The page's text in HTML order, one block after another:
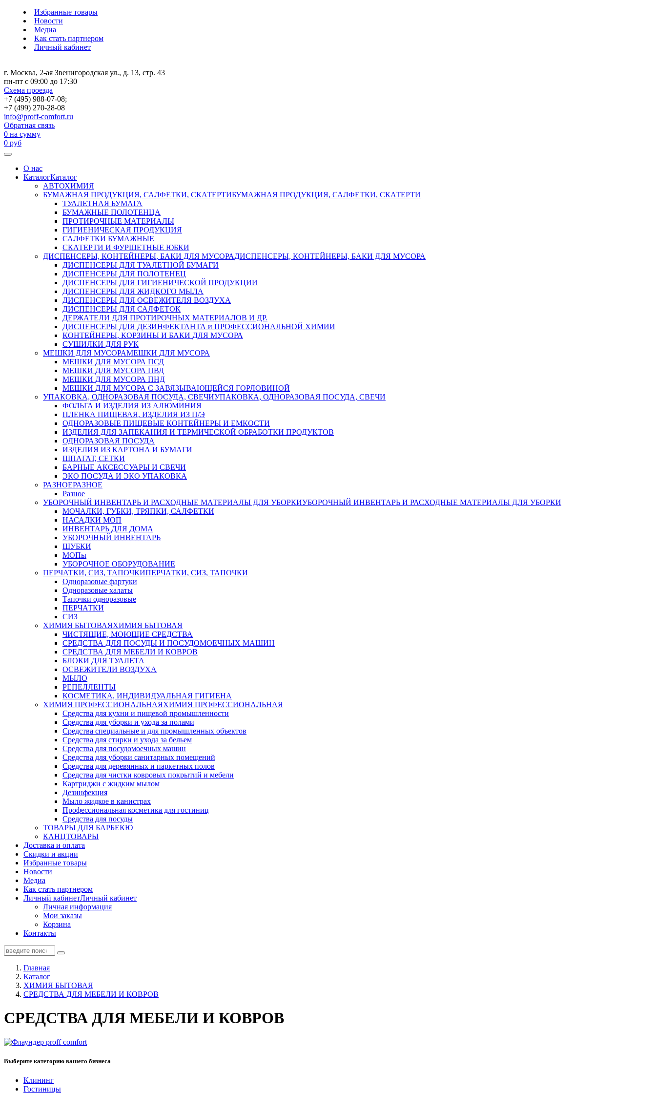
Избранные товары
Новости
Медиа
Как стать партнером
Личный кабинет
г. Москва, 2-ая Звенигородская ул., д. 13, стр. 43
пн-пт с 09:00 до 17:30
Схема проезда
+7 (495) 988-07-08;
+7 (499) 270-28-08
info@proff-comfort.ru
Обратная связь
0 на сумму
0 руб
О нас
КаталогКаталог
АВТОХИМИЯ
БУМАЖНАЯ ПРОДУКЦИЯ, САЛФЕТКИ, СКАТЕРТИБУМАЖНАЯ ПРОДУКЦИЯ, САЛФЕТКИ, СКАТЕРТИ
ТУАЛЕТНАЯ БУМАГА
БУМАЖНЫЕ ПОЛОТЕНЦА
ПРОТИРОЧНЫЕ МАТЕРИАЛЫ
ГИГИЕНИЧЕСКАЯ ПРОДУКЦИЯ
САЛФЕТКИ БУМАЖНЫЕ
СКАТЕРТИ И ФУРШЕТНЫЕ ЮБКИ
ДИСПЕНСЕРЫ, КОНТЕЙНЕРЫ, БАКИ ДЛЯ МУСОРАДИСПЕНСЕРЫ, КОНТЕЙНЕРЫ, БАКИ ДЛЯ МУСОРА
ДИСПЕНСЕРЫ ДЛЯ ТУАЛЕТНОЙ БУМАГИ
ДИСПЕНСЕРЫ ДЛЯ ПОЛОТЕНЕЦ
ДИСПЕНСЕРЫ ДЛЯ ГИГИЕНИЧЕСКОЙ ПРОДУКЦИИ
ДИСПЕНСЕРЫ ДЛЯ ЖИДКОГО МЫЛА
ДИСПЕНСЕРЫ ДЛЯ ОСВЕЖИТЕЛЯ ВОЗДУХА
ДИСПЕНСЕРЫ ДЛЯ САЛФЕТОК
ДЕРЖАТЕЛИ ДЛЯ ПРОТИРОЧНЫХ МАТЕРИАЛОВ И ДР.
ДИСПЕНСЕРЫ ДЛЯ ДЕЗИНФЕКТАНТА и ПРОФЕССИОНАЛЬНОЙ ХИМИИ
КОНТЕЙНЕРЫ, КОРЗИНЫ И БАКИ ДЛЯ МУСОРА
СУШИЛКИ ДЛЯ РУК
МЕШКИ ДЛЯ МУСОРАМЕШКИ ДЛЯ МУСОРА
МЕШКИ ДЛЯ МУСОРА ПСД
МЕШКИ ДЛЯ МУСОРА ПВД
МЕШКИ ДЛЯ МУСОРА ПНД
МЕШКИ ДЛЯ МУСОРА С ЗАВЯЗЫВАЮЩЕЙСЯ ГОРЛОВИНОЙ
УПАКОВКА, ОДНОРАЗОВАЯ ПОСУДА, СВЕЧИУПАКОВКА, ОДНОРАЗОВАЯ ПОСУДА, СВЕЧИ
ФОЛЬГА И ИЗДЕЛИЯ ИЗ АЛЮМИНИЯ
ПЛЕНКА ПИЩЕВАЯ, ИЗДЕЛИЯ ИЗ П/Э
ОДНОРАЗОВЫЕ ПИЩЕВЫЕ КОНТЕЙНЕРЫ И ЕМКОСТИ
ИЗДЕЛИЯ ДЛЯ ЗАПЕКАНИЯ И ТЕРМИЧЕСКОЙ ОБРАБОТКИ ПРОДУКТОВ
ОДНОРАЗОВАЯ ПОСУДА
ИЗДЕЛИЯ ИЗ КАРТОНА И БУМАГИ
ШПАГАТ, СЕТКИ
БАРНЫЕ АКСЕССУАРЫ И СВЕЧИ
ЭКО ПОСУДА И ЭКО УПАКОВКА
РАЗНОЕРАЗНОЕ
Разное
УБОРОЧНЫЙ ИНВЕНТАРЬ И РАСХОДНЫЕ МАТЕРИАЛЫ ДЛЯ УБОРКИУБОРОЧНЫЙ ИНВЕНТАРЬ И РАСХОДНЫЕ МАТЕРИАЛЫ ДЛЯ УБОРКИ
МОЧАЛКИ, ГУБКИ, ТРЯПКИ, САЛФЕТКИ
НАСАДКИ МОП
ИНВЕНТАРЬ ДЛЯ ДОМА
УБОРОЧНЫЙ ИНВЕНТАРЬ
ШУБКИ
МОПы
УБОРОЧНОЕ ОБОРУДОВАНИЕ
ПЕРЧАТКИ, СИЗ, ТАПОЧКИПЕРЧАТКИ, СИЗ, ТАПОЧКИ
Одноразовые фартуки
Одноразовые халаты
Тапочки одноразовые
ПЕРЧАТКИ
СИЗ
ХИМИЯ БЫТОВАЯХИМИЯ БЫТОВАЯ
ЧИСТЯЩИЕ, МОЮЩИЕ СРЕДСТВА
СРЕДСТВА ДЛЯ ПОСУДЫ И ПОСУДОМОЕЧНЫХ МАШИН
СРЕДСТВА ДЛЯ МЕБЕЛИ И КОВРОВ
БЛОКИ ДЛЯ ТУАЛЕТА
ОСВЕЖИТЕЛИ ВОЗДУХА
МЫЛО
РЕПЕЛЛЕНТЫ
КОСМЕТИКА, ИНДИВИДУАЛЬНАЯ ГИГИЕНА
ХИМИЯ ПРОФЕССИОНАЛЬНАЯХИМИЯ ПРОФЕССИОНАЛЬНАЯ
Средства для кухни и пищевой промышленности
Средства для уборки и ухода за полами
Средства специальные и для промышленных объектов
Средства для стирки и ухода за бельем
Средства для посудомоечных машин
Средства для уборки санитарных помещений
Средства для деревянных и паркетных полов
Средства для чистки ковровых покрытий и мебели
Картриджи с жидким мылом
Дезинфекция
Мыло жидкое в канистрах
Профессиональная косметика для гостиниц
Средства для посуды
ТОВАРЫ ДЛЯ БАРБЕКЮ
КАНЦТОВАРЫ
Доставка и оплата
Скидки и акции
Избранные товары
Новости
Медиа
Как стать партнером
Личный кабинетЛичный кабинет
Личная информация
Мои заказы
Корзина
Контакты
Главная
Каталог
ХИМИЯ БЫТОВАЯ
СРЕДСТВА ДЛЯ МЕБЕЛИ И КОВРОВ
СРЕДСТВА ДЛЯ МЕБЕЛИ И КОВРОВ
Выберите категорию вашего бизнеса
Клининг
Гостиницы